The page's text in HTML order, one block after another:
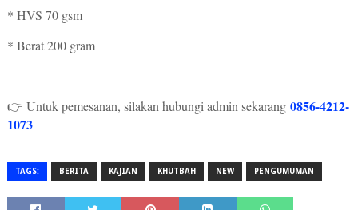
* HVS 70 gsm
* Berat 200 gram
👉 Untuk pemesanan, silakan hubungi admin sekarang 0856-4212-
1073
TAGS: BERITA KAJIAN KHUTBAH NEW PENGUMUMAN